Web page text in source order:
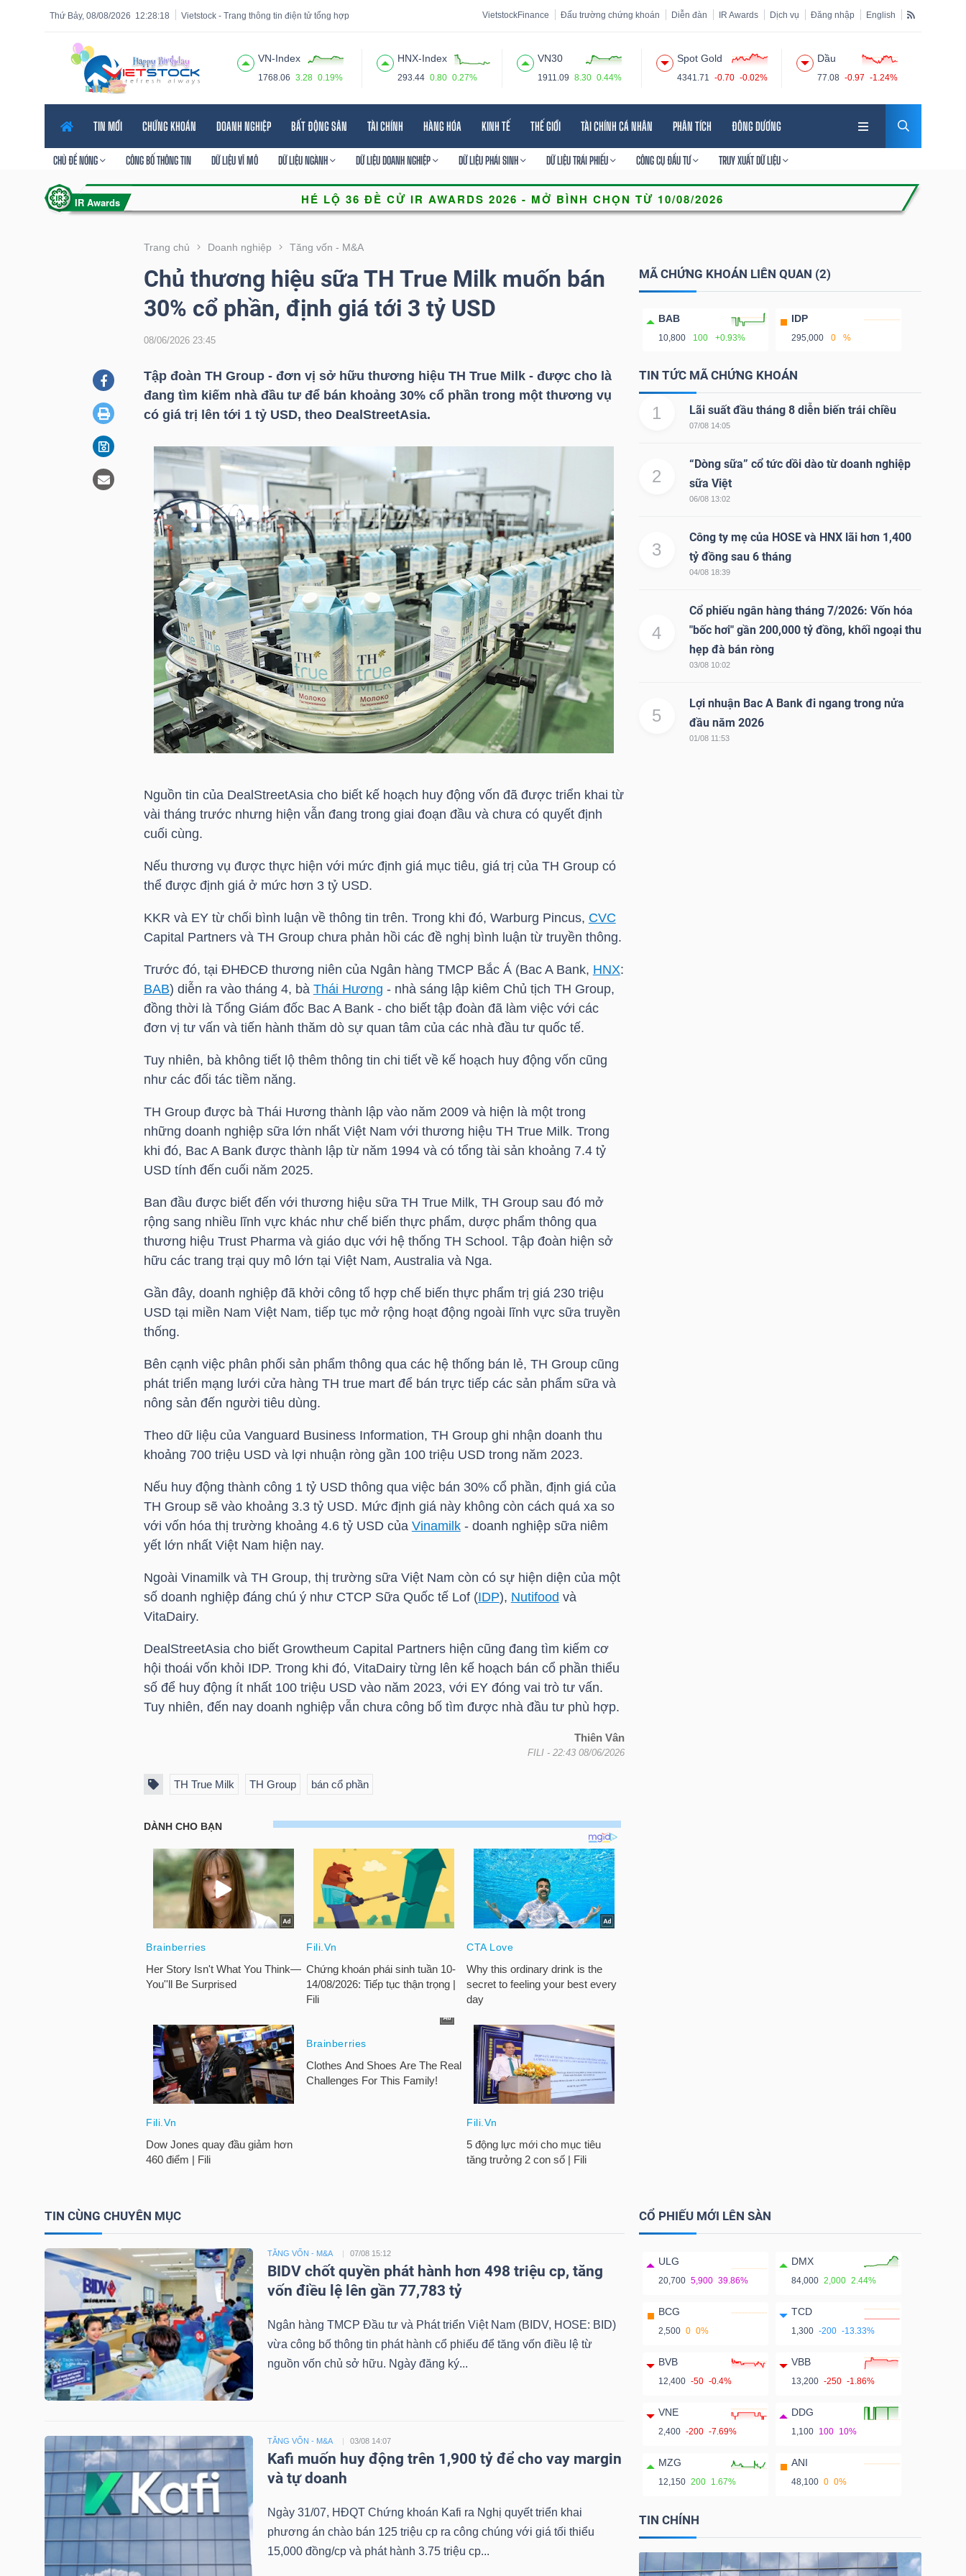
12:28:19
Thứ Bảy, 08/08/2026 Vietstock - Trang thông tin điện tử tổng hợp VietstockFinance Đấu trường chứng khoán Diễn đàn IR Awards Dịch vụ Đăng nhập English
VN-Index
1768.06 3.28 0.19%
HNX-Index
293.44 0.80 0.27%
VN30
1911.09 8.30 0.44%
Spot Gold
4341.71 -0.70 -0.02%
Dầu
77.08 -0.97 -1.24%
TIN MỚI CHỨNG KHOÁN DOANH NGHIỆP BẤT ĐỘNG SẢN TÀI CHÍNH HÀNG HÓA KINH TẾ THẾ GIỚI TÀI CHÍNH CÁ NHÂN PHÂN TÍCH ĐÔNG DƯƠNG
CHỦ ĐỀ NÓNG CÔNG BỐ THÔNG TIN DỮ LIỆU VĨ MÔ DỮ LIỆU NGÀNH DỮ LIỆU DOANH NGHIỆP DỮ LIỆU PHÁI SINH DỮ LIỆU TRÁI PHIẾU CÔNG CỤ ĐẦU TƯ TRUY XUẤT DỮ LIỆU
Trang chủ Doanh nghiệp Tăng vốn - M&A
Chủ thương hiệu sữa TH True Milk muốn bán
30% cổ phần, định giá tới 3 tỷ USD
08/06/2026 23:45
Tập đoàn TH Group - đơn vị sở hữu thương hiệu TH True Milk - được cho là
đang tìm kiếm nhà đầu tư để bán khoảng 30% cổ phần trong một thương vụ
có giá trị lên tới 1 tỷ USD, theo DealStreetAsia.
Nguồn tin của DealStreetAsia cho biết kế hoạch huy động vốn đã được triển khai từ
vài tháng trước nhưng hiện vẫn đang trong giai đoạn đầu và chưa có quyết định
cuối cùng.
Nếu thương vụ được thực hiện với mức định giá mục tiêu, giá trị của TH Group có
thể được định giá ở mức hơn 3 tỷ USD.
KKR và EY từ chối bình luận về thông tin trên. Trong khi đó, Warburg Pincus, CVC
Capital Partners và TH Group chưa phản hồi các đề nghị bình luận từ truyền thông.
Trước đó, tại ĐHĐCĐ thương niên của Ngân hàng TMCP Bắc Á (Bac A Bank, HNX:
BAB) diễn ra vào tháng 4, bà Thái Hương - nhà sáng lập kiêm Chủ tịch TH Group,
đồng thời là Tổng Giám đốc Bac A Bank - cho biết tập đoàn đã làm việc với các
đơn vị tư vấn và tiến hành thăm dò sự quan tâm của các nhà đầu tư quốc tế.
Tuy nhiên, bà không tiết lộ thêm thông tin chi tiết về kế hoạch huy động vốn cũng
như các đối tác tiềm năng.
TH Group được bà Thái Hương thành lập vào năm 2009 và hiện là một trong
những doanh nghiệp sữa lớn nhất Việt Nam với thương hiệu TH True Milk. Trong
khi đó, Bac A Bank được thành lập từ năm 1994 và có tổng tài sản khoảng 7.4 tỷ
USD tính đến cuối năm 2025.
Ban đầu được biết đến với thương hiệu sữa TH True Milk, TH Group sau đó mở
rộng sang nhiều lĩnh vực khác như chế biến thực phẩm, dược phẩm thông qua
thương hiệu Trust Pharma và giáo dục với hệ thống TH School. Tập đoàn hiện sở
hữu các trang trại quy mô lớn tại Việt Nam, Australia và Nga.
Gần đây, doanh nghiệp đã khởi công tổ hợp chế biến thực phẩm trị giá 230 triệu
USD tại miền Nam Việt Nam, tiếp tục mở rộng hoạt động ngoài lĩnh vực sữa truyền
thống.
Bên cạnh việc phân phối sản phẩm thông qua các hệ thống bán lẻ, TH Group cũng
phát triển mạng lưới cửa hàng TH true mart để bán trực tiếp các sản phẩm sữa và
nông sản đến người tiêu dùng.
Theo dữ liệu của Vanguard Business Information, TH Group ghi nhận doanh thu
khoảng 700 triệu USD và lợi nhuận ròng gần 100 triệu USD trong năm 2023.
Nếu huy động thành công 1 tỷ USD thông qua việc bán 30% cổ phần, định giá của
TH Group sẽ vào khoảng 3.3 tỷ USD. Mức định giá này không còn cách quá xa so
với vốn hóa thị trường khoảng 4.6 tỷ USD của Vinamilk- doanh nghiệp sữa niêm
yết lớn nhất Việt Nam hiện nay.
Ngoài Vinamilkvà TH Group, thị trường sữa Việt Nam còn có sự hiện diện của một
số doanh nghiệp đáng chú ý như CTCP Sữa Quốc tế Lof (IDP), Nutifood và
VitaDairy.
DealStreetAsia cho biết Growtheum Capital Partners hiện cũng đang tìm kiếm cơ
hội thoái vốn khỏi IDP. Trong khi đó, VitaDairy từng lên kế hoạch bán cổ phần thiểu
số để huy động ít nhất 100 triệu USD vào năm 2023, với EY đóng vai trò tư vấn.
Tuy nhiên, đến nay doanh nghiệp vẫn chưa công bố tìm được nhà đầu tư phù hợp.
Thiên Vân
FILI - 22:43 08/06/2026
TH True Milk TH Group bán cổ phần
MÃ CHỨNG KHOÁN LIÊN QUAN (2)
BAB
10,800 100 +0.93%
IDP
295,000 0 %
TIN TỨC MÃ CHỨNG KHOÁN
1 Lãi suất đầu tháng 8 diễn biến trái chiều
07/08 14:05
2
“Dòng sữa” cổ tức dồi dào từ doanh nghiệp
sữa Việt
06/08 13:02
3
Công ty mẹ của HOSE và HNX lãi hơn 1,400
tỷ đồng sau 6 tháng
04/08 18:39
4
Cổ phiếu ngân hàng tháng 7/2026: Vốn hóa
"bốc hơi" gần 200,000 tỷ đồng, khối ngoại thu
hẹp đà bán ròng
03/08 10:02
5
Lợi nhuận Bac A Bank đi ngang trong nửa
đầu năm 2026
01/08 11:53
TIN CÙNG CHUYÊN MỤC
TĂNG VỐN - M&A 07/08 15:12
BIDV chốt quyền phát hành hơn 498 triệu cp, tăng
vốn điều lệ lên gần 77,783 tỷ
Ngân hàng TMCP Đầu tư và Phát triển Việt Nam (BIDV, HOSE: BID)
vừa công bố thông tin phát hành cổ phiếu để tăng vốn điều lệ từ
nguồn vốn chủ sở hữu. Ngày đăng ký...
TĂNG VỐN - M&A 03/08 14:07
Kafi muốn huy động trên 1,900 tỷ để cho vay margin
và tự doanh
Ngày 31/07, HĐQT Chứng khoán Kafi ra Nghị quyết triển khai
phương án chào bán 125 triệu cp ra công chúng với giá tối thiểu
15,000 đồng/cp và phát hành 3.75 triệu cp...
CỔ PHIẾU MỚI LÊN SÀN
ULG
20,700 5,900 39.86%
DMX
84,000 2,000 2.44%
BCG
2,500 0 0%
TCD
1,300 -200 -13.33%
BVB
12,400 -50 -0.4%
VBB
13,200 -250 -1.86%
VNE
2,400 -200 -7.69%
DDG
1,100 100 10%
MZG
12,150 200 1.67%
ANI
48,100 0 0%
TIN CHÍNH
Tính năng
năng
VIETSTOCK
NGUYÊN
CÔNG
DÙNG
KHÔNG
THIẾT